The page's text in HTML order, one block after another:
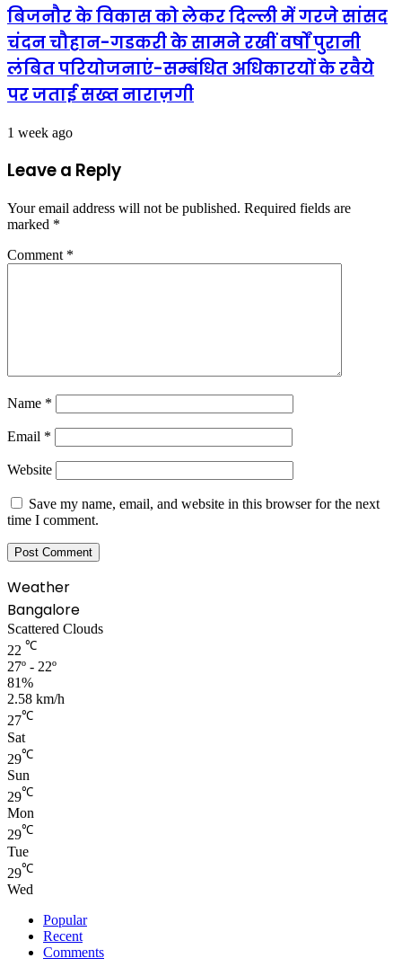
बिजनौर के विकास को लेकर दिल्ली में गरजे सांसद
चंदन चौहान-गडकरी के सामने रखीं वर्षों पुरानी
लंबित परियोजनाएं-सम्बंधित अधिकारयों के रवैये
पर जताई सख्त नाराज़गी
1 week ago
Leave a Reply
Your email address will not be published. Required fields are
marked *
Comment *
Name *
Email *
Website
Save my name, email, and website in this browser for the next
time I comment.
Weather
Bangalore
Scattered Clouds
22 ℃
27º - 22º
81%
2.58 km/h
27℃
Sat
29℃
Sun
29℃
Mon
29℃
Tue
29℃
Wed
Popular
Recent
Comments